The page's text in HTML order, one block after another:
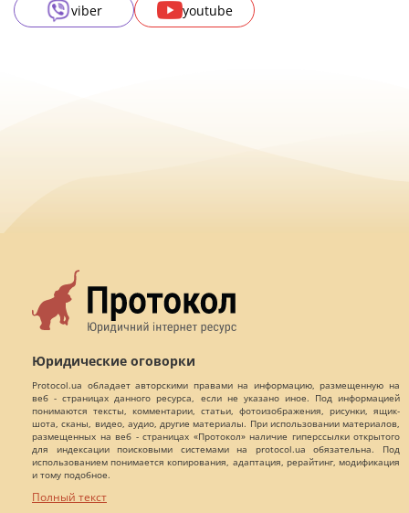
viber
youtube
Юридические оговорки
Protocol.ua обладает авторскими правами на информацию, размещенную на
веб - страницах данного ресурса, если не указано иное. Под информацией
понимаются тексты, комментарии, статьи, фотоизображения, рисунки, ящик-
шота, сканы, видео, аудио, другие материалы. При использовании материалов,
размещенных на веб - страницах «Протокол» наличие гиперссылки открытого
для индексации поисковыми системами на protocol.ua обязательна. Под
использованием понимается копирования, адаптация, рерайтинг, модификация
и тому подобное.
Полный текст